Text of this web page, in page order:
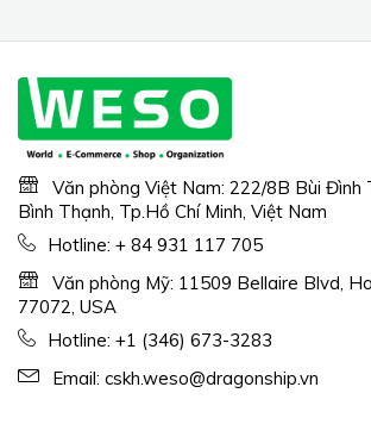
Văn phòng Việt Nam: 222/8B Bùi Đình
Bình Thạnh, Tp.Hồ Chí Minh, Việt Nam
Hotline: + 84 931 117 705
Văn phòng Mỹ: 11509 Bellaire Blvd,
77072, USA
Hotline: +1 (346) 673-3283
Email: cskh.weso@dragonship.vn